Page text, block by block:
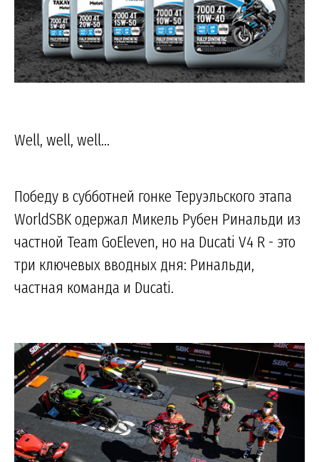
Well, well, well...
Победу в субботней гонке Теруэльского этапа
WorldSBK одержал Микель Рубен Ринальди из
частной Team GoEleven, но на Ducati V4 R - это
три ключевых вводных дня: Ринальди,
частная команда и Ducati.